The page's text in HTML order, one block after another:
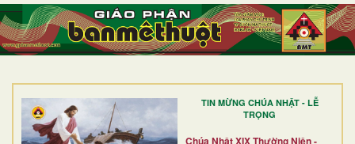
TIN MỪNG CHÚA NHẬT - LỄ
TRỌNG
Chúa Nhật XIX Thường Niên -
TRANG NHẤT
GIỚI THIỆU
DÒNG TU
BAN MỤC VỤ